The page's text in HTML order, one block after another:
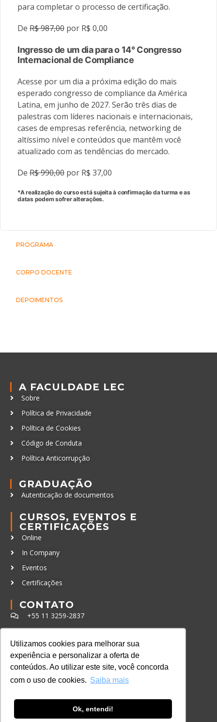
Utilizamos cookies para melhorar sua
experiência e personalizar a oferta de
conteúdos. Ao utilizar este site, você concorda
com o uso de cookies. Saiba mais
Ok, entendi!
para completar o processo de certificação.
De R$ 987,00 por R$ 0,00
Ingresso de um dia para o 14° Congresso
Internacional de Compliance
Acesse por um dia a próxima edição do mais
esperado congresso de compliance da América
Latina, em junho de 2027. Serão três dias de
palestras com líderes nacionais e internacionais,
cases de empresas referência, networking de
altíssimo nível e conteúdos que mantêm você
atualizado com as tendências do mercado.
De R$ 990,00 por R$ 37,00
*A realização do curso está sujeita à confirmação da turma e as
datas podem sofrer alterações.
PROGRAMA
CORPO DOCENTE
DEPOIMENTOS
A FACULDADE LEC
Sobre
Política de Privacidade
Política de Cookies
Código de Conduta
Política Anticorrupção
GRADUAÇÃO
Autenticação de documentos
CURSOS, EVENTOS E
CERTIFICAÇÕES
Online
In Company
Eventos
Certificações
CONTATO
+55 11 3259-2837
+55 11 98924-8322
contato@lec.com.br
Ferramenta Antifraude
Sistema e-MEC